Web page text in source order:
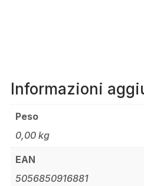
Informazioni
Peso
0,00 kg
EAN
5056850916881